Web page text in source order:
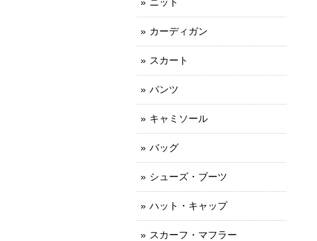
カーディガン
スカート
パンツ
キャミソール
バッグ
シューズ・ブーツ
ハット・キャップ
スカーフ・マフラー